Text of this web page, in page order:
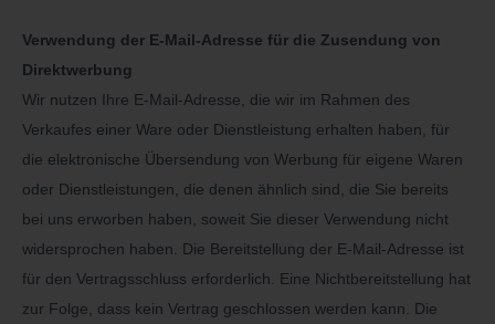
Verwendung der E-Mail-Adresse für die Zusendung von
Direktwerbung
Wir nutzen Ihre E-Mail-Adresse, die wir im Rahmen des
Verkaufes einer Ware oder Dienstleistung erhalten haben, für
die elektronische Übersendung von Werbung für eigene Waren
oder Dienstleistungen, die denen ähnlich sind, die Sie bereits
bei uns erworben haben, soweit Sie dieser Verwendung nicht
widersprochen haben. Die Bereitstellung der E-Mail-Adresse ist
für den Vertragsschluss erforderlich. Eine Nichtbereitstellung hat
zur Folge, dass kein Vertrag geschlossen werden kann. Die